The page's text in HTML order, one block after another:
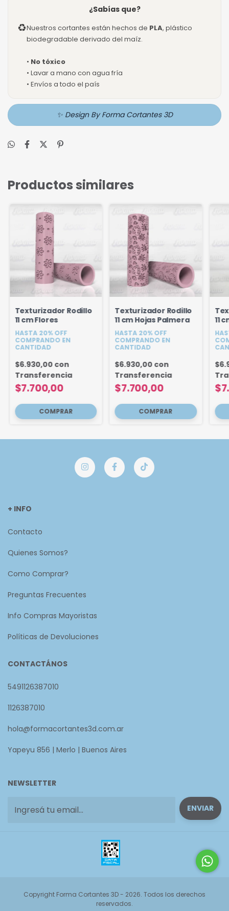
¿Sabías que?
♻Nuestros cortantes están hechos de PLA, plástico
biodegradable derivado del maíz.
• No tóxico
• Lavar a mano con agua fría
• Envíos a todo el país
✨ Design By Forma Cortantes 3D
Productos similares
Texturizador Rodillo
11 cm Flores
HASTA 20% OFF
COMPRANDO EN
CANTIDAD
$7.700,00
$6.930,00 con
Transferencia
Texturizador Rodillo
11 cm Hojas Palmera
HASTA 20% OFF
COMPRANDO EN
CANTIDAD
$7.700,00
$6.930,00 con
Transferencia
11
+ INFO
Contacto
Quienes Somos?
Como Comprar?
Preguntas Frecuentes
Info Compras Mayoristas
Políticas de Devoluciones
CONTACTÁNOS
5491126387010
1126387010
hola@formacortantes3d.com.ar
Yapeyu 856 | Merlo | Buenos Aires
NEWSLETTER
Copyright Forma Cortantes 3D - 2026. Todos los derechos
reservados.